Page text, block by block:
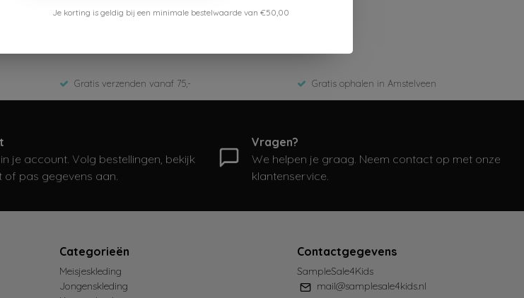
Moss
2026
Gratis verzenden vanaf 75,- Gratis ophalen in Amstelveen
je account. Volg bestellingen, bekijk
of pas gegevens aan.
Vragen?
We helpen je graag. Neem contact op met onze
klantenservice.
Categorieën
Meisjeskleding
Jongenskleding
Contactgegevens
SampleSale4Kids
mail@samplesale4kids.nl
Je korting is geldig bij een minimale bestelwaarde van €50,00